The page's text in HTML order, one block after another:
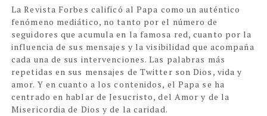
La Revista Forbes calificó al Papa como un auténtico
fenómeno mediático, no tanto por el número de
seguidores que acumula en la famosa red, cuanto por la
influencia de sus mensajes y la visibilidad que acompaña
cada una de sus intervenciones. Las palabras más
repetidas en sus mensajes de Twitter son Dios, vida y
amor. Y en cuanto a los contenidos, el Papa se ha
centrado en hablar de Jesucristo, del Amor y de la
Misericordia de Dios y de la caridad.